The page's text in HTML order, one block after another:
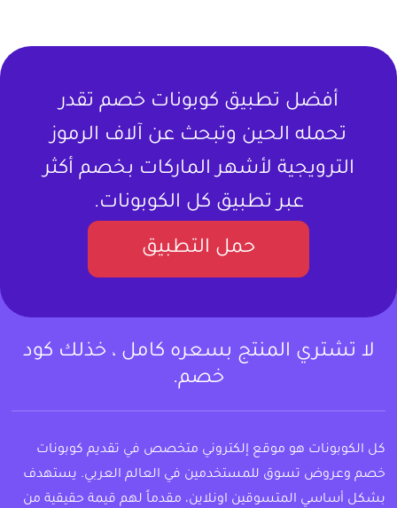
أفضل تطبيق كوبونات خصم تقدر
تحمله الحين وتبحث عن آلاف الرموز
الترويجية لأشهر الماركات بخصم أكثر
عبر تطبيق كل الكوبونات.
حمل التطبيق
لا تشتري المنتج بسعره كامل ، خذلك كود
خصم.
كل الكوبونات هو موقع إلكتروني متخصص في تقديم كوبونات
خصم وعروض تسوق للمستخدمين في العالم العربي. يستهدف
بشكل أساسي المتسوقين اونلاين، مقدماً لهم قيمة حقيقية من